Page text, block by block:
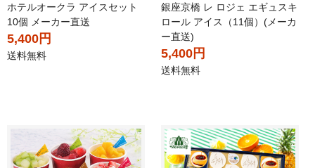
ホテルオークラ アイスセット
10個 メーカー直送
5,400円
送料無料
銀座京橋 レ ロジェ エギュスキ
ロール アイス（11個）(メーカ
ー直送)
5,400円
送料無料